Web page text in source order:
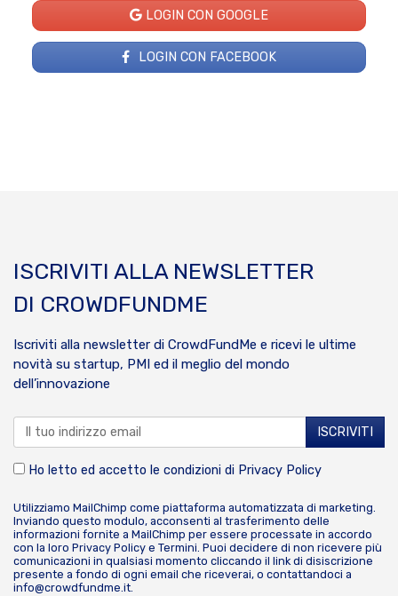
LOGIN CON GOOGLE
LOGIN CON FACEBOOK
ISCRIVITI ALLA NEWSLETTER
DI CROWDFUNDME
Iscriviti alla newsletter di CrowdFundMe e ricevi le ultime
novità su startup, PMI ed il meglio del mondo
dell’innovazione
Ho letto ed accetto le condizioni di Privacy Policy
Utilizziamo MailChimp come piattaforma automatizzata di marketing.
Inviando questo modulo, acconsenti al trasferimento delle
informazioni fornite a MailChimp per essere processate in accordo
con la loro Privacy Policy e Termini. Puoi decidere di non ricevere più
comunicazioni in qualsiasi momento cliccando il link di disiscrizione
presente a fondo di ogni email che riceverai, o contattandoci a
info@crowdfundme.it.